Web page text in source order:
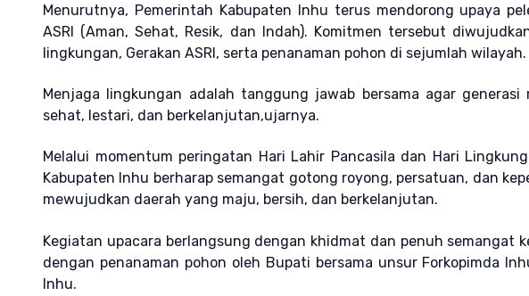
Menurutnya, Pemerintah Kabupaten Inhu terus mendorong upaya
ASRI (Aman, Sehat, Resik, dan Indah). Komitmen tersebut
lingkungan, Gerakan ASRI, serta penanaman pohon di sejumlah wilayah.
Menjaga lingkungan adalah tanggung jawab bersama agar
sehat, lestari, dan berkelanjutan,ujarnya.
Melalui momentum peringatan Hari Lahir Pancasila dan Hari
Kabupaten Inhu berharap semangat gotong royong, persatuan, dan
mewujudkan daerah yang maju, bersih, dan berkelanjutan.
Kegiatan upacara berlangsung dengan khidmat dan penuh semangat
dengan penanaman pohon oleh Bupati bersama unsur Forkopimda
Inhu.